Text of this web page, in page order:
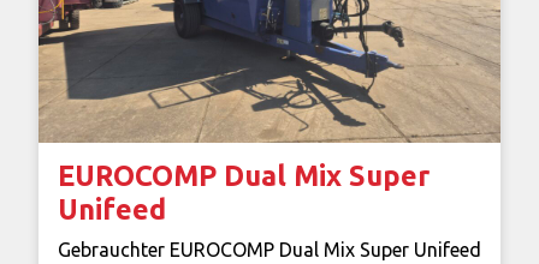
EUROCOMP Dual Mix Super
Unifeed
Gebrauchter EUROCOMP Dual Mix Super Unifeed